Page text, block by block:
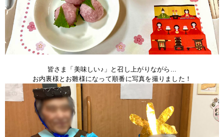
皆さま「美味しい♪」と召し上がりながら...
お内裏様とお雛様になって順番に写真を撮りました！